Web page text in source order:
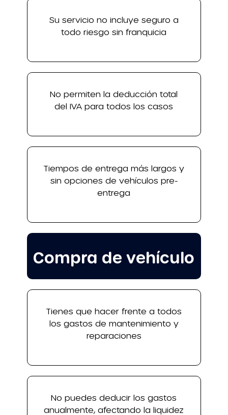
Compra de vehículo
Su servicio no incluye seguro a
todo riesgo sin franquicia
Tienes que hacer frente a todos
los gastos de mantenimiento y
reparaciones
No permiten la deducción total
del IVA para todos los casos
No puedes deducir los gastos
anualmente, afectando la liquidez
Tiempos de entrega más largos y
sin opciones de vehículos pre-
entrega